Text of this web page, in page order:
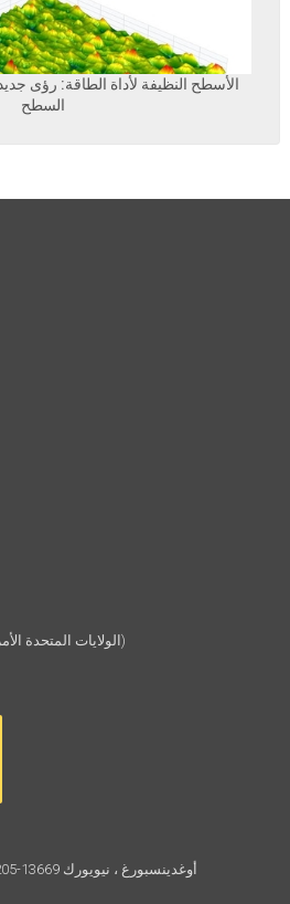
الأسطح النظيفة لأداة الطاقة: رؤى
السطح
(الولايات المتحدة الأمريكية وكندا)
أوغدينسبورغ ، نيويورك 13669-2205 الولايات المتحدة الأمريكية